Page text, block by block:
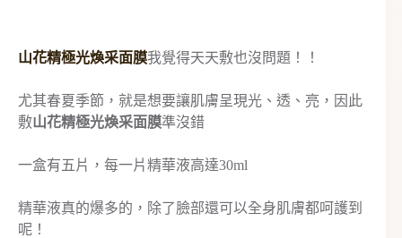
山花精極光煥采面膜我覺得天天敷也沒問題！！
尤其春夏季節，就是想要讓肌膚呈現光、透、亮，因此
敷山花精極光煥采面膜準沒錯
一盒有五片，每一片精華液高達30ml
精華液真的爆多的，除了臉部還可以全身肌膚都呵護到
呢！